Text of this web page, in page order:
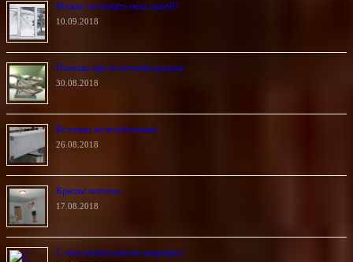
Можно ли менять окна зимой?
10.09.2018
Помощь при получении кредита
30.08.2018
Колонны железобетонные
26.08.2018
Красим потолок
17.08.2018
С чего начать ремонт квартиры?